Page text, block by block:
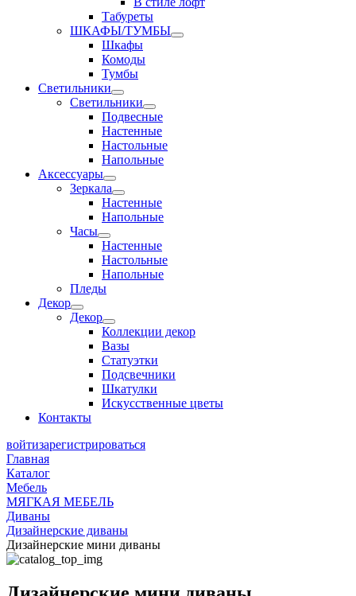
Табуреты
ШКАФЫ/ТУМБЫ
Шкафы
Комоды
Тумбы
Светильники
Светильники
Подвесные
Настенные
Настольные
Напольные
Аксессуары
Зеркала
Настенные
Напольные
Часы
Настенные
Настольные
Напольные
Пледы
Декор
Декор
Коллекции декор
Вазы
Статуэтки
Подсвечники
Шкатулки
Искусственные цветы
Контакты
войтизарегистрироваться
Главная
Каталог
Мебель
МЯГКАЯ МЕБЕЛЬ
Диваны
Дизайнерские диваны
Дизайнерские мини диваны